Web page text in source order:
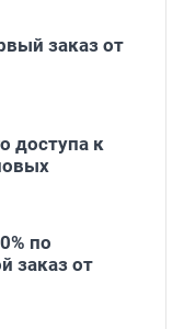
заказ от
доступа к
по
заказ от